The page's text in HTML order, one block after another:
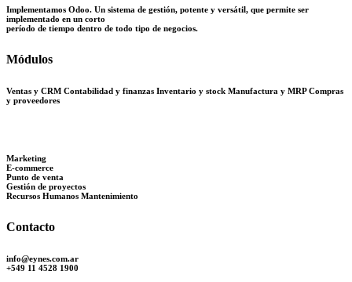
Implementamos Odoo. Un sistema de gestión, potente y versátil, que permite ser
implementado en un corto
período de tiempo dentro de todo tipo de negocios.
Módulos
Ventas y CRM Contabilidad y finanzas Inventario y stock Manufactura y MRP Compras
y proveedores
Marketing
E-commerce
Punto de venta
Gestión de proyectos
Recursos Humanos Mantenimiento
Contacto
info@eynes.com.ar
+549 11 4528 1900